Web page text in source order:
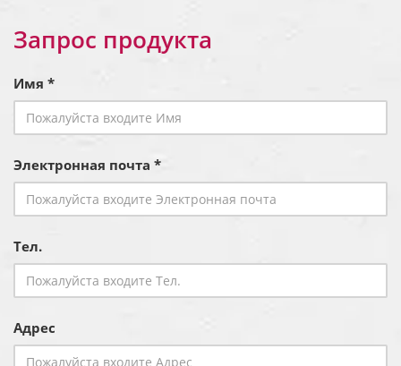
Запрос продукта
Имя *
Электронная почта *
Тел.
Адрес